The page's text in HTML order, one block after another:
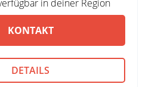
in deiner Region
KONTAKT
DETAILS